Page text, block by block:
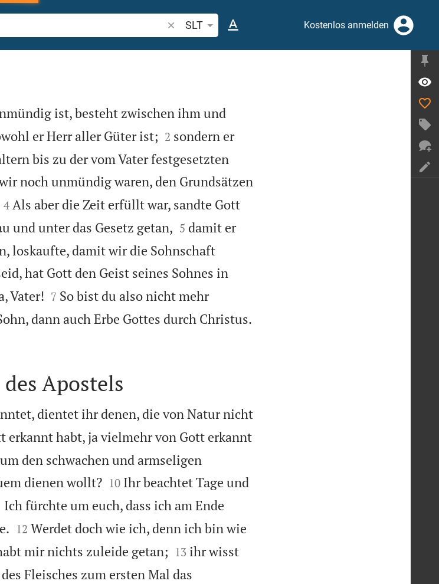
Bibelstelle oder Begriff suchen
SLT Kostenlos anmelden
ist, besteht zwischen ihm und
er Herr aller Güter ist;
2 sondern er
bis zu der vom Vater festgesetzten
noch unmündig waren, den Grundsätzen

4 Als aber die Zeit erfüllt war, sandte Gott
und unter das Gesetz getan,
5 damit er
loskaufte, damit wir die Sohnschaft
hat Gott den Geist seines Sohnes in
Vater!
7 So bist du also nicht mehr
dann auch Erbe Gottes durch Christus.
Apostels
dientet ihr denen, die von Natur nicht
erkannt habt, ja vielmehr von Gott erkannt
den schwachen und armseligen
dienen wollt?
10 Ihr beachtet Tage und
Ich fürchte um euch, dass ich am Ende

12 Werdet doch wie ich, denn ich bin wie
mir nichts zuleide getan;
13 ihr wisst
Fleisches zum ersten Mal das